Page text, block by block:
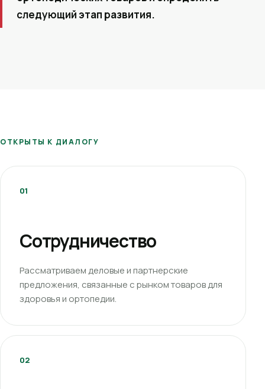
следующий этап развития.
ОТКРЫТЫ К ДИАЛОГУ
01
Сотрудничество
Рассматриваем деловые и партнерские
предложения, связанные с рынком товаров для
здоровья и ортопедии.
02